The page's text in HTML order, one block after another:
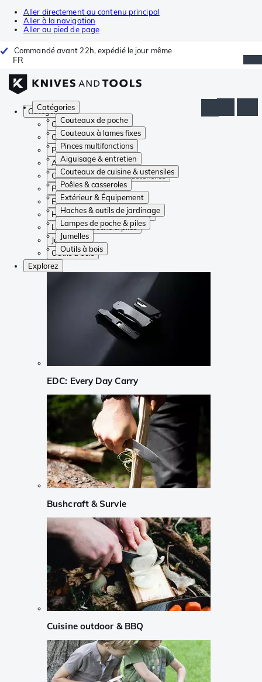
Aller directement au contenu principal
Aller à la navigation
Aller au pied de page
Commandé avant 22h, expédié le jour même
FR
Catégories
Couteaux de poche
Couteaux à lames fixes
Pinces multifonctions
Aiguisage & entretien
Couteaux de cuisine & ustensiles
Poêles & casseroles
Extérieur & Équipement
Haches & outils de jardinage
Lampes de poche & piles
Jumelles
Outils à bois
Catégories
Couteaux de poche
Couteaux à lames fixes
Pinces multifonctions
Aiguisage & entretien
Couteaux de cuisine & ustensiles
Poêles & casseroles
Extérieur & Équipement
Haches & outils de jardinage
Lampes de poche & piles
Jumelles
Outils à bois
Explorez
EDC: Every Day Carry
Bushcraft & Survie
Cuisine outdoor & BBQ